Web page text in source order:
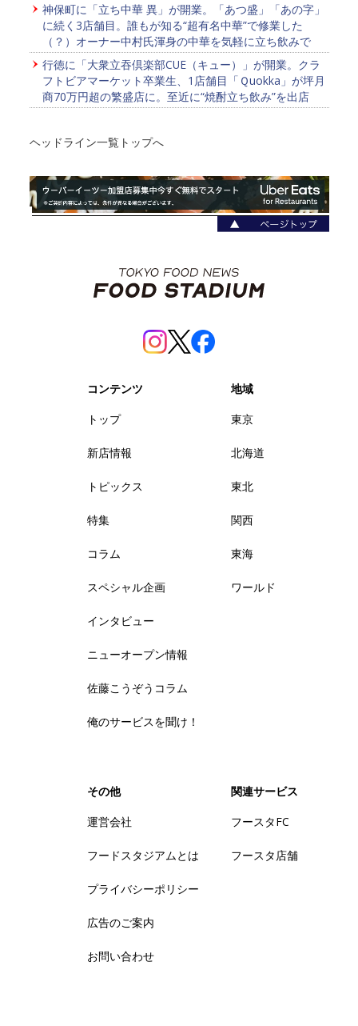
神保町に「立ち中華 異」が開業。「あつ盛」「あの字」
に続く3店舗目。誰もが知る“超有名中華”で修業した
（？）オーナー中村氏渾身の中華を気軽に立ち飲みで
行徳に「大衆立吞倶楽部CUE（キュー）」が開業。クラ
フトビアマーケット卒業生、1店舗目「Ｑuokka」が坪月
商70万円超の繁盛店に。至近に“焼酎立ち飲み”を出店
ヘッドライン一覧トップへ
コンテンツ
トップ
新店情報
トピックス
特集
コラム
スペシャル企画
インタビュー
ニューオープン情報
佐藤こうぞうコラム
俺のサービスを聞け！
地域
東京
北海道
東北
関西
東海
ワールド
その他
運営会社
フードスタジアムとは
プライバシーポリシー
広告のご案内
お問い合わせ
関連サービス
フースタFC
フースタ店舗